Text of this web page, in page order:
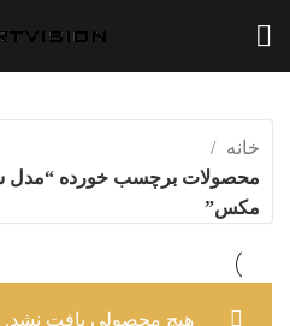
خانه
محصولات برچسب خورده “مدل
مکس”
هیچ محصولی یافت نشد.